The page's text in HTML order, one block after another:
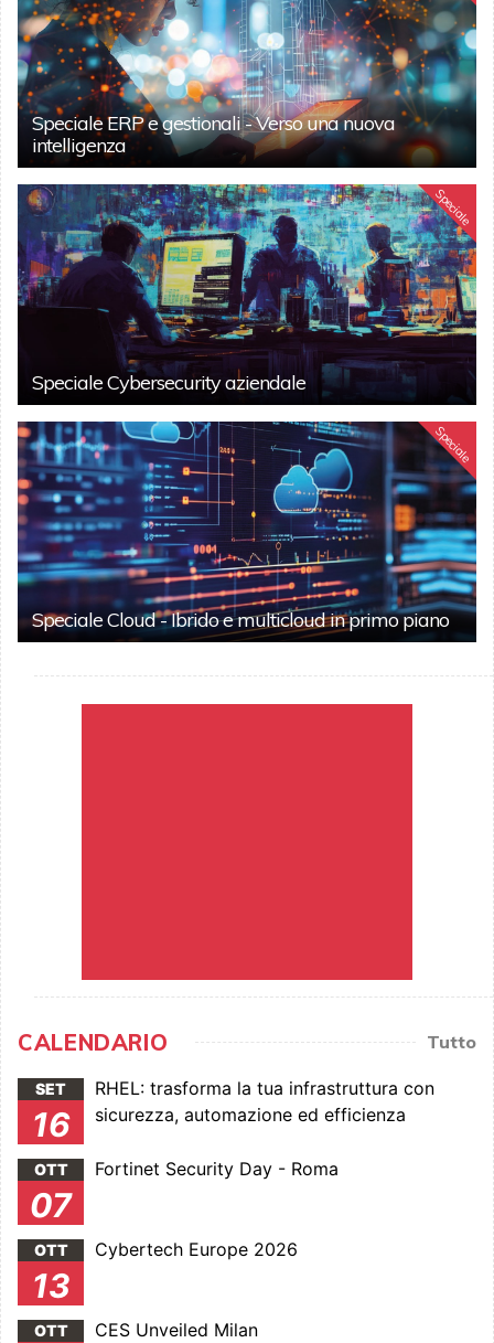
Speciale ERP e gestionali - Verso una nuova
intelligenza
Speciale
Speciale Cybersecurity aziendale
Speciale
Speciale Cloud - Ibrido e multicloud in primo piano
CALENDARIO Tutto
SET
16
RHEL: trasforma la tua infrastruttura con
sicurezza, automazione ed efficienza
OTT
07
Fortinet Security Day - Roma
OTT
13
Cybertech Europe 2026
OTT CES Unveiled Milan